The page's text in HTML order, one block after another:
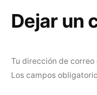
entradas
Dejar un
Tu dirección de
Los campos